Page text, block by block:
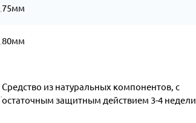
75мм
80мм
Средство из натуральных компонентов, с
остаточным защитным действием 3-4 недели